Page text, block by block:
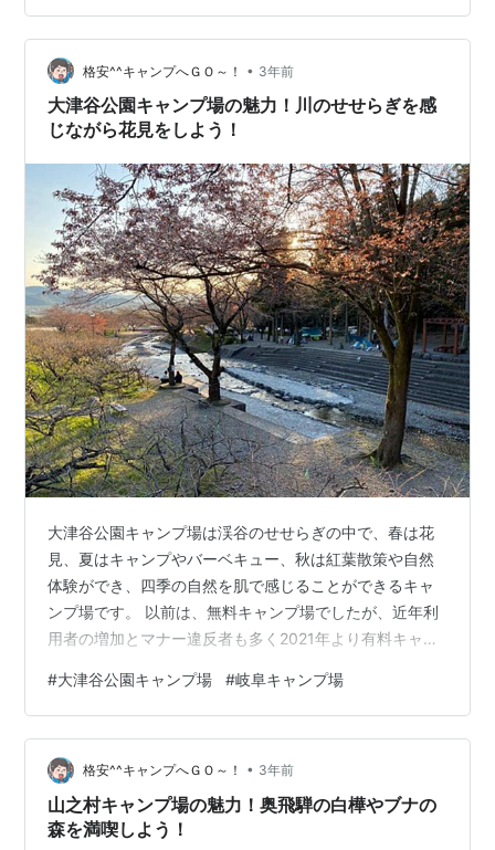
ｍ） 【第4位】飛騨たかね野麦オートビレッジ（標高
1,440ｍ） 【第3位】アイミックス自然村南乗鞍オートキ
ャンプ場（標高1,485ｍ） 【第2位】無印良品南乗鞍キャ
ンプ場（標高1,582ｍ…
格安^^キャンプへＧＯ～！ • 3年前
大津谷公園キャンプ場の魅力！川のせせらぎを感
じながら花見をしよう！
大津谷公園キャンプ場は渓谷のせせらぎの中で、春は花
見、夏はキャンプやバーベキュー、秋は紅葉散策や自然
体験ができ、四季の自然を肌で感じることができるキャ
ンプ場です。 以前は、無料キャンプ場でしたが、近年利
用者の増加とマナー違反者も多く2021年より有料キャン
ャンプ場【基本情報】 大津谷公園キャンプ場【サイト状
況】 北側下流サイト 北側中流サイト 南側上流サイト 大
津谷公園キャンプ場【利用料金】 大津谷公園キャンプ場
【設備】 南側サイト炊事場 南側サイトトイレ 南サイト
多目的トイレ 北側サイト炊事場 北側サイトトイレ 北側
サイト多目的トイレ 中…
#大津谷公園キャンプ場 #岐阜キャンプ場
格安^^キャンプへＧＯ～！ • 3年前
山之村キャンプ場の魅力！奥飛騨の白樺やブナの
森を満喫しよう！